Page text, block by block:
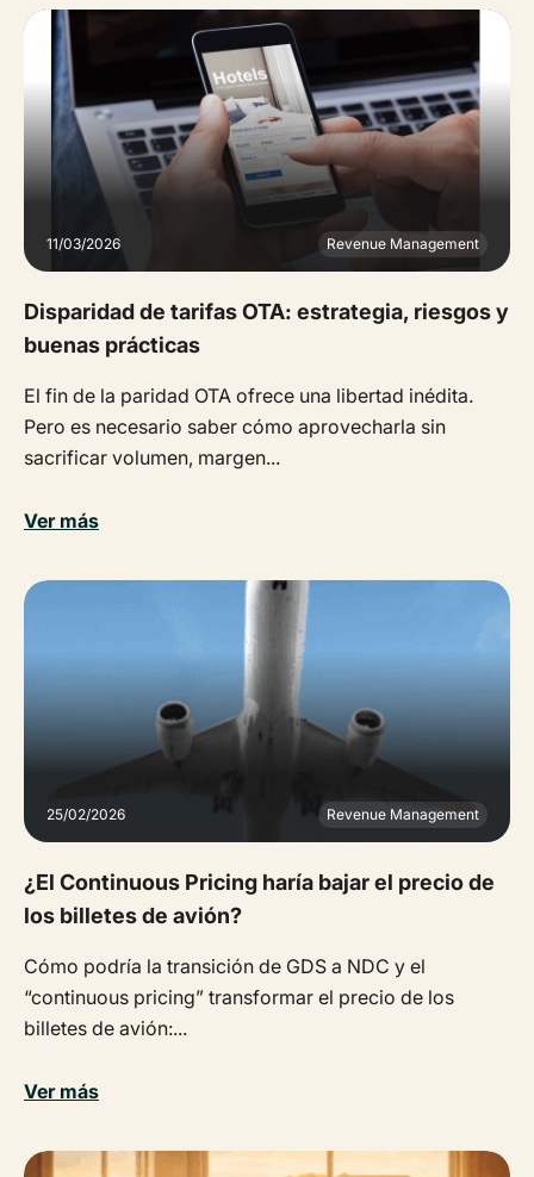
11/03/2026 Revenue Management
Disparidad de tarifas OTA: estrategia, riesgos y
buenas prácticas
El fin de la paridad OTA ofrece una libertad inédita.
Pero es necesario saber cómo aprovecharla sin
sacrificar volumen, margen...
Ver más
25/02/2026 Revenue Management
¿El Continuous Pricing haría bajar el precio de
los billetes de avión?
Cómo podría la transición de GDS a NDC y el
“continuous pricing” transformar el precio de los
billetes de avión:...
Ver más